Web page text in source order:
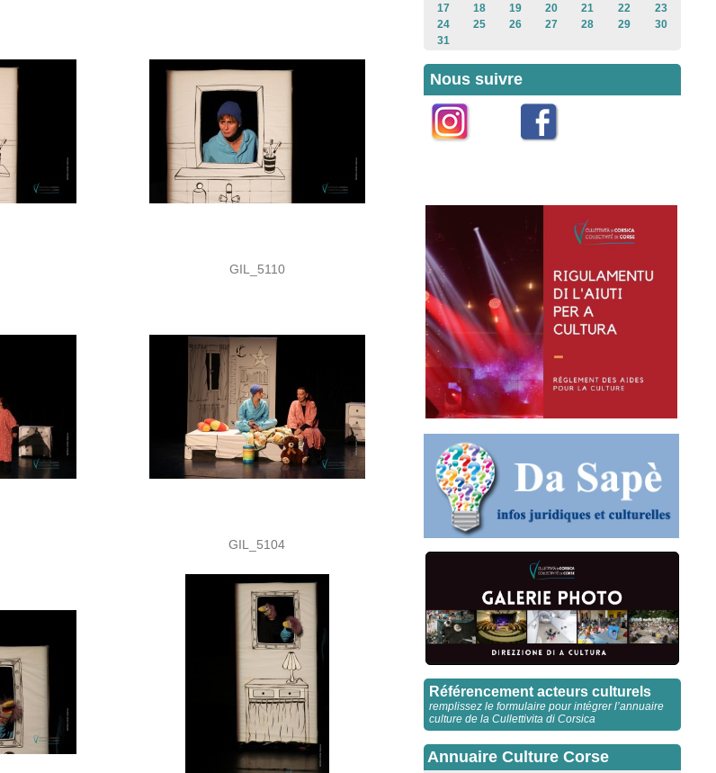
GIL_5110
GIL_5104
17
18 19 20 21 22
23
24
25 26 27 28 29
30
31
Nous suivre
Référencement acteurs culturels
remplissez le formulaire pour intégrer l’annuaire
culture de la Cullettivita di Corsica
Annuaire Culture Corse